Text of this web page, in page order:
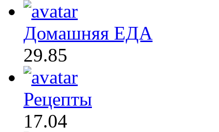
Домашняя ЕДА
29.85
Рецепты
17.04